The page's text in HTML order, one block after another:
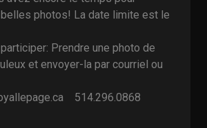
photos! La date limite est le
Prendre une photo de
et envoyer-la par courriel ou
514.296.0868